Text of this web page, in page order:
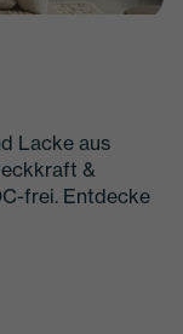
Lacke aus
&
frei. Entdecke